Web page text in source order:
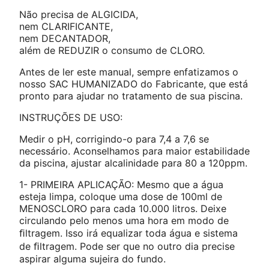
L
O
R
O
u
a
n
t
i
d
a
d
Não precisa de ALGICIDA,
nem CLARIFICANTE,
nem DECANTADOR,
além de REDUZIR o consumo de CLORO.
Antes de ler este manual, sempre enfatizamos o
nosso SAC HUMANIZADO do Fabricante, que está
pronto para ajudar no tratamento de sua piscina.
INSTRUÇÕES DE USO:
Medir o pH, corrigindo-o para 7,4 a 7,6 se
necessário. Aconselhamos para maior estabilidade
da piscina, ajustar alcalinidade para 80 a 120ppm.
1- PRIMEIRA APLICAÇÃO: Mesmo que a água
esteja limpa, coloque uma dose de 100ml de
MENOSCLORO para cada 10.000 litros. Deixe
circulando pelo menos uma hora em modo de
ﬁltragem. Isso irá equalizar toda água e sistema
de ﬁltragem. Pode ser que no outro dia precise
aspirar alguma sujeira do fundo.